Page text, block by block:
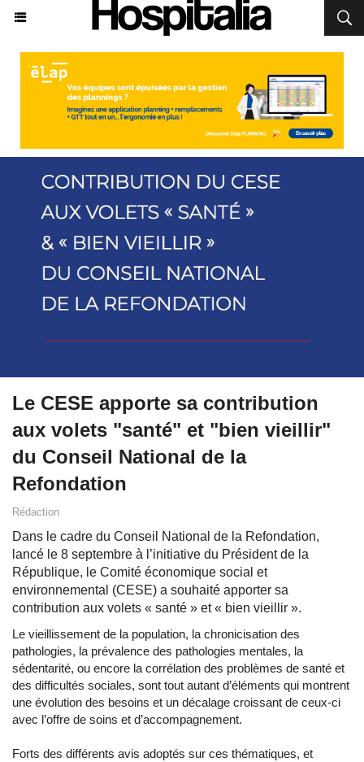
Le CESE apporte sa contribution
aux volets "santé" et "bien vieillir"
du Conseil National de la
Refondation
Rédaction
Dans le cadre du Conseil National de la Refondation,
lancé le 8 septembre à l’initiative du Président de la
République, le Comité économique social et
environnemental (CESE) a souhaité apporter sa
contribution aux volets « santé » et « bien vieillir ».
Le vieillissement de la population, la chronicisation des
pathologies, la prévalence des pathologies mentales, la
sédentarité, ou encore la corrélation des problèmes de santé et
des difficultés sociales, sont tout autant d’éléments qui montrent
une évolution des besoins et un décalage croissant de ceux-ci
avec l’offre de soins et d’accompagnement.
Forts des différents avis adoptés sur ces thématiques, et